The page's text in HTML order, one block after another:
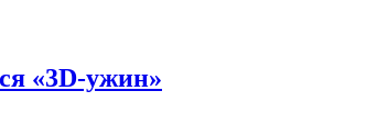
«3D-ужин»